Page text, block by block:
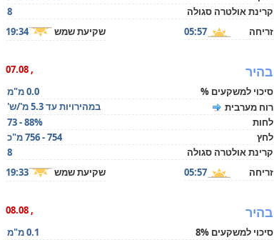
קרינת אולטרה סגולה
8
זריחה
05:57 שקיעת שמש 19:34
, 07.08 בהיר
סיכוי למשקעים %
0.0 מ"מ
רוח מערבית
במהירויות עד 5.3 מ'/ש'
לחות
73 - 88%
לחץ
754 - 756 מ"כ
קרינת אולטרה סגולה
8
זריחה
05:57 שקיעת שמש 19:33
, 08.08 בהיר
סיכוי למשקעים 8%
0.1 מ"מ